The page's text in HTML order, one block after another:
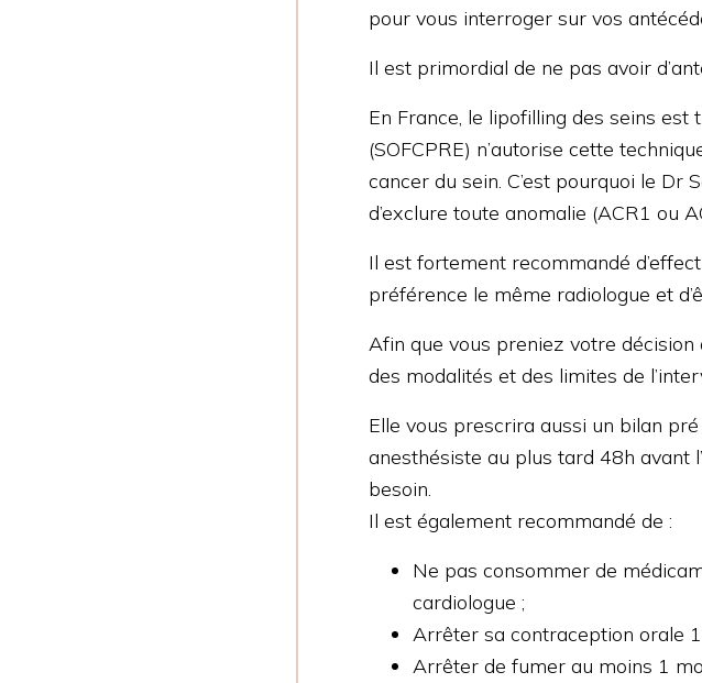
pour vous interroger sur vos
Il est primordial de ne pas avoir
En France, le lipofilling des seins
(SOFCPRE) n’autorise cette
cancer du sein. C’est pourquoi le
d’exclure toute anomalie (ACR1 ou
Il est fortement recommandé
préférence le même radiologue et
Afin que vous preniez votre
des modalités et des limites de
Elle vous prescrira aussi un bilan
anesthésiste au plus tard 48h avant
besoin.
Il est également recommandé de :
Ne pas consommer de
cardiologue ;
Arrêter sa contraception orale
Arrêter de fumer au moins 1